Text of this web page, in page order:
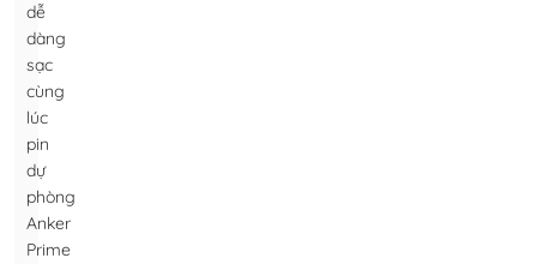
dễ
dàng
sạc
cùng
lúc
pin
dự
phòng
Anker
Prime